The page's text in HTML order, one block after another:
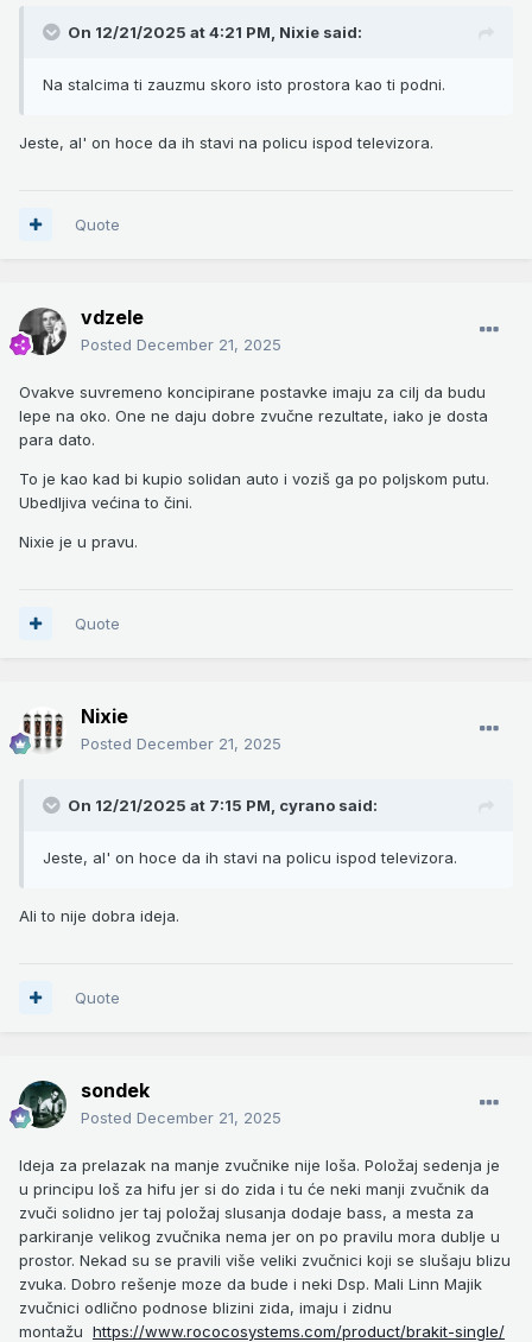
On 12/21/2025 at 4:21 PM, Nixie said:
Na stalcima ti zauzmu skoro isto prostora kao ti podni.
Jeste, al' on hoce da ih stavi na policu ispod televizora.
Quote
vdzele
Posted December 21, 2025
Ovakve suvremeno koncipirane postavke imaju za cilj da budu
lepe na oko. One ne daju dobre zvučne rezultate, iako je dosta
para dato.
To je kao kad bi kupio solidan auto i voziš ga po poljskom putu.
Ubedljiva većina to čini.
Nixie je u pravu.
Quote
Nixie
Posted December 21, 2025
On 12/21/2025 at 7:15 PM, cyrano said:
Jeste, al' on hoce da ih stavi na policu ispod televizora.
Ali to nije dobra ideja.
Quote
sondek
Posted December 21, 2025
Ideja za prelazak na manje zvučnike nije loša. Položaj sedenja je
u principu loš za hifu jer si do zida i tu će neki manji zvučnik da
zvuči solidno jer taj položaj slusanja dodaje bass, a mesta za
parkiranje velikog zvučnika nema jer on po pravilu mora dublje u
prostor. Nekad su se pravili više veliki zvučnici koji se slušaju blizu
zvuka. Dobro rešenje moze da bude i neki Dsp. Mali Linn Majik
zvučnici odlično podnose blizini zida, imaju i zidnu
montažu https://www.rococosystems.com/product/brakit-single/